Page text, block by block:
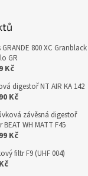
GRANDE 800 XC Granblack
GR
Kč
digestoř NT AIR KA 142
Kč
závěsná digestoř
BEAT WH MATT F45
Kč
filtr F9 (UHF 004)